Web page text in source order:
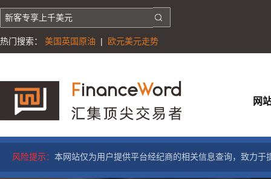
热门搜索： 美国英国原油 | 欧元美元走势
网
风险提示： 本网站仅为用户提供平台经纪商的相关信息查询，致力